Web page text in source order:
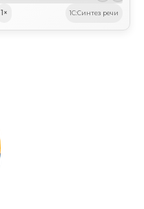
1× 1C:Синтез речи